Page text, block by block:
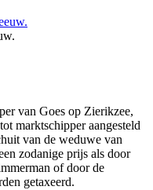
van Goes op Zierikzee,
marktschipper aangesteld
van de weduwe van
zodanige prijs als door
of door de
getaxeerd.